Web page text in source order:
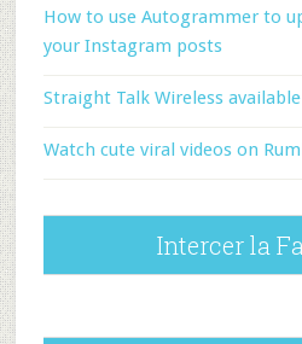
How to use Autogrammer to
your Instagram posts
Straight Talk Wireless
Watch cute viral videos on
Intercer la